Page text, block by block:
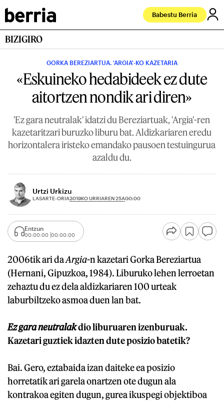
Babestu Berria
BIZIGIRO
GORKA BEREZIARTUA. 'ARGIA'-KO KAZETARIA
«Eskuineko hedabideek ez dute
aitortzen nondik ari diren»
'Ez gara neutralak' idatzi du Bereziartuak, 'Argia'-ren
kazetaritzari buruzko liburu bat. Aldizkariaren eredu
horizontalera iristeko emandako pausoen testuingurua
azaldu du.
Urtzi Urkizu
LASARTE-ORIA2019KO URRIAREN 25A00:00
Entzun
00:00:00 00:00:00
2006tik ari daArgia-n kazetari Gorka Bereziartua
(Hernani, Gipuzkoa, 1984). Liburuko lehen lerroetan
zehaztu du ez dela aldizkariaren 100 urteak
laburbiltzeko asmoa duen lan bat.
Ez gara neutralakdio liburuaren izenburuak.
Kazetari guztiek idazten dute posizio batetik?
Bai. Gero, eztabaida izan daiteke ea posizio
horretatik ari garela onartzen ote dugun ala
kontrakoa egiten dugun, gurea ikuspegi objektiboa